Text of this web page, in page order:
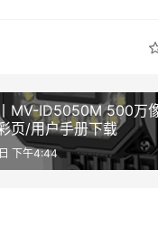
MV-ID5050M 500万
页/用户手册下载
下午4:44